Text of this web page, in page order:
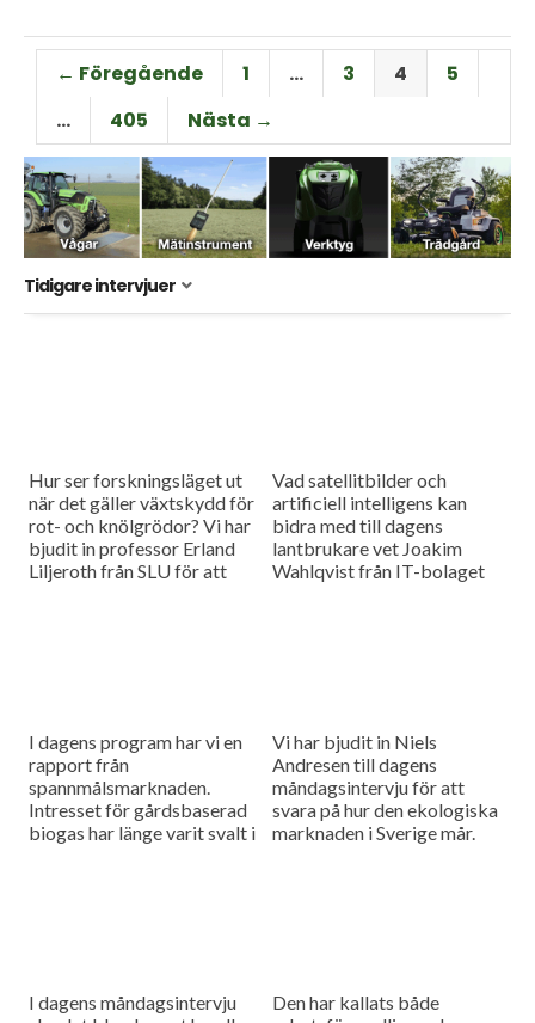
← Föregående 1 … 3 4
5
…
405 Nästa →
Tidigare intervjuer
Hur ser forskningsläget ut
när det gäller växtskydd för
rot- och knölgrödor? Vi har
bjudit in professor Erland
Liljeroth från SLU för att
Vad satellitbilder och
artificiell intelligens kan
bidra med till dagens
lantbrukare vet Joakim
Wahlqvist från IT-bolaget
I dagens program har vi en
rapport från
spannmålsmarknaden.
Intresset för gårdsbaserad
biogas har länge varit svalt i
Vi har bjudit in Niels
Andresen till dagens
måndagsintervju för att
svara på hur den ekologiska
marknaden i Sverige mår.
I dagens måndagsintervju
Den har kallats både